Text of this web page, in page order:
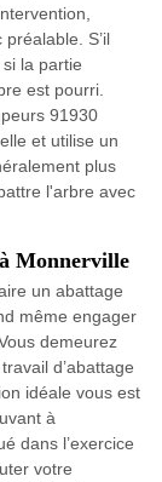
S’il
la partie
est pourri.
91930
et utilise un
plus
l'arbre avec
Monnerville
un abattage
même engager
demeurez
d’abattage
idéale vous est
à
dans l’exercice
votre